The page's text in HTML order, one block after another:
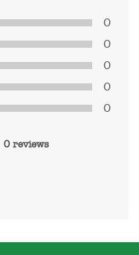
0
0
0
0
0
0 reviews